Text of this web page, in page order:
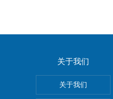
关于我们
关于我们